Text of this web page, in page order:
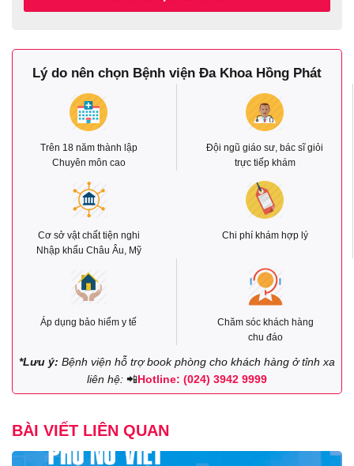
Lý do nên chọn Bệnh viện Đa Khoa Hồng Phát
Trên 18 năm thành lập
Chuyên môn cao
Đội ngũ giáo sư, bác sĩ giỏi
trực tiếp khám
Cơ sở vật chất tiện nghi
Nhập khẩu Châu Âu, Mỹ
Chi phí khám hợp lý
Áp dụng bảo hiểm y tế
Chăm sóc khách hàng
chu đáo
*Lưu ý: Bệnh viện hỗ trợ book phòng cho khách hàng ở tỉnh xa
liên hệ: 📲Hotline: (024) 3942 9999
BÀI VIẾT LIÊN QUAN